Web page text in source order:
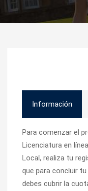
Información
Para comenzar el
Licenciatura en
Local, realiza tu
que para concluir
debes cubrir la